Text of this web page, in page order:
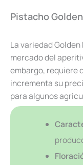
Pistacho
La variedad
mercado del
embargo, requiere
incrementa su
para algunos